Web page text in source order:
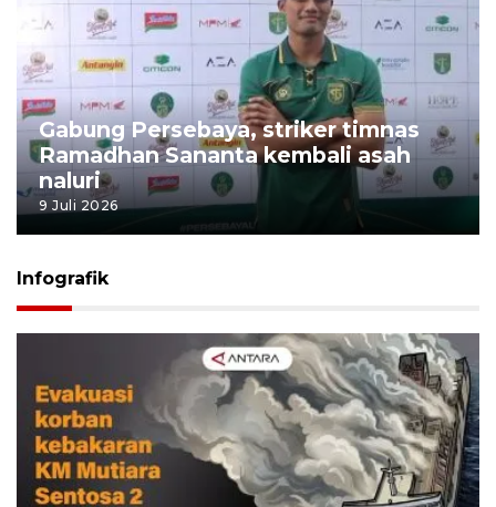
Gabung Persebaya, striker timnas
Ramadhan Sananta kembali asah
naluri
9 Juli 2026
Infografik